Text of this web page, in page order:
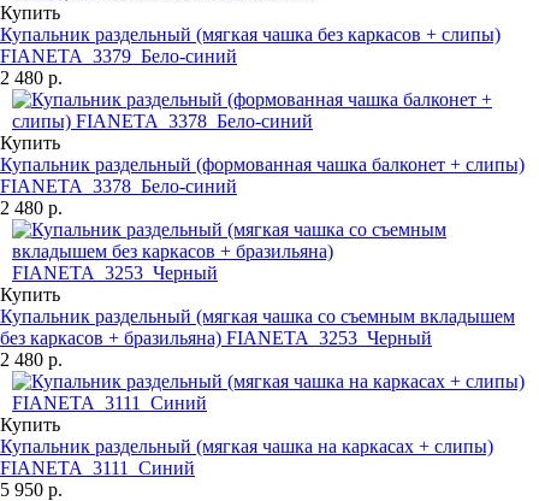
Купить
Купальник раздельный (мягкая чашка без каркасов + слипы)
FIANETA_3379_Бело-синий
2 480 р.
Купить
Купальник раздельный (формованная чашка балконет + слипы)
FIANETA_3378_Бело-синий
2 480 р.
Купить
Купальник раздельный (мягкая чашка со съемным вкладышем
без каркасов + бразильяна) FIANETA_3253_Черный
2 480 р.
Купить
Купальник раздельный (мягкая чашка на каркасах + слипы)
FIANETA_3111_Синий
5 950 р.